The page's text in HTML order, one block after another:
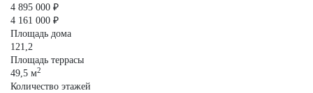
4 895 000 ₽
4 161 000 ₽
Площадь дома
121,2
Площадь террасы
49,5 м2
Количество этажей